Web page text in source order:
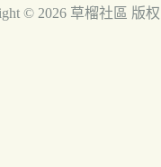
© 2026 草榴社區 版权